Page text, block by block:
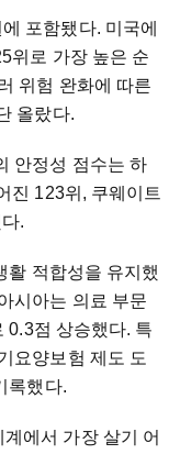
포함됐다. 미국에
위로 가장 높은 순
위험 완화에 따른
올랐다.
안정성 점수는 하
진 123위, 쿠웨이트
.
활 적합성을 유지했
시아는 의료 부문
0.3점 상승했다. 특
요양보험 제도 도
록했다.
에서 가장 살기 어